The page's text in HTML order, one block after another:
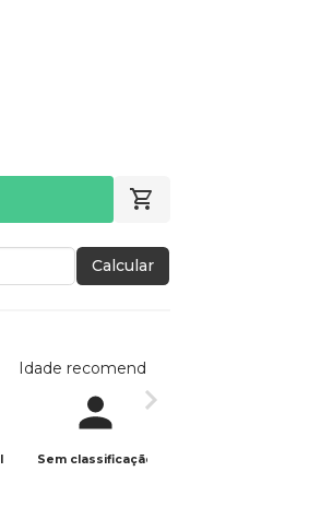
Calcular
Idade recomendada
Sem classificação